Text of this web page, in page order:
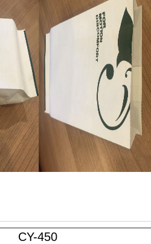
CY-450